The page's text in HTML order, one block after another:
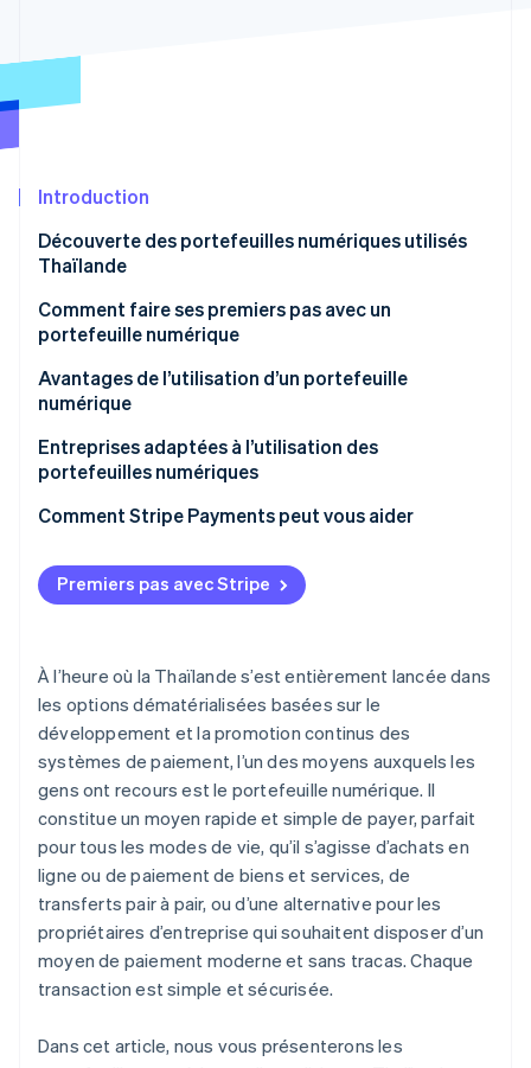
Élimination du carbone
Découvrez comment Stripe construit l’infrastructure
l’IA.
Introduction
Découverte des portefeuilles numériques utilisés
Thaïlande
Fournisseurs de portefeuilles numériques populaires
en Thaïlande
Comment faire ses premiers pas avec un
portefeuille numérique
Avantages de l’utilisation d’un portefeuille
numérique
Entreprises adaptées à l’utilisation des
portefeuilles numériques
Comment Stripe Payments peut vous aider
Premiers pas avec Stripe
À l’heure où la Thaïlande s’est entièrement lancée dans
les options dématérialisées basées sur le
développement et la promotion continus des
systèmes de paiement, l’un des moyens auxquels les
gens ont recours est le portefeuille numérique. Il
constitue un moyen rapide et simple de payer, parfait
pour tous les modes de vie, qu’il s’agisse d’achats en
ligne ou de paiement de biens et services, de
transferts pair à pair, ou d’une alternative pour les
propriétaires d’entreprise qui souhaitent disposer d’un
moyen de paiement moderne et sans tracas. Chaque
transaction est simple et sécurisée.
Dans cet article, nous vous présenterons les